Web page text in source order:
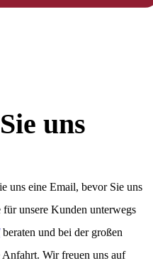
uns
uns eine Email, bevor Sie uns
unsere Kunden unterwegs
beraten und bei der großen
Wir freuen uns auf